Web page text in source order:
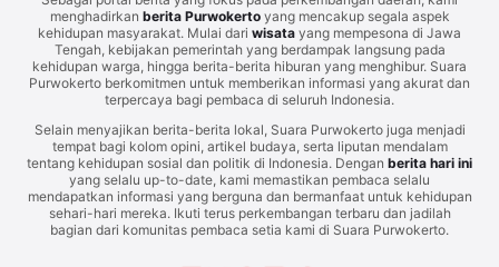
menghadirkan berita Purwokertoyang mencakup segala aspek
kehidupan masyarakat. Mulai dari wisata yang mempesona di Jawa
Tengah, kebijakan pemerintah yang berdampak langsung pada
kehidupan warga, hingga berita-berita hiburan yang menghibur. Suara
Purwokerto berkomitmen untuk memberikan informasi yang akurat dan
terpercaya bagi pembaca di seluruh Indonesia.
Selain menyajikan berita-berita lokal, Suara Purwokerto juga menjadi
tempat bagi kolom opini, artikel budaya, serta liputan mendalam
tentang kehidupan sosial dan politik di Indonesia. Dengan berita hari ini
yang selalu up-to-date, kami memastikan pembaca selalu
mendapatkan informasi yang berguna dan bermanfaat untuk kehidupan
sehari-hari mereka. Ikuti terus perkembangan terbaru dan jadilah
bagian dari komunitas pembaca setia kami di Suara Purwokerto.